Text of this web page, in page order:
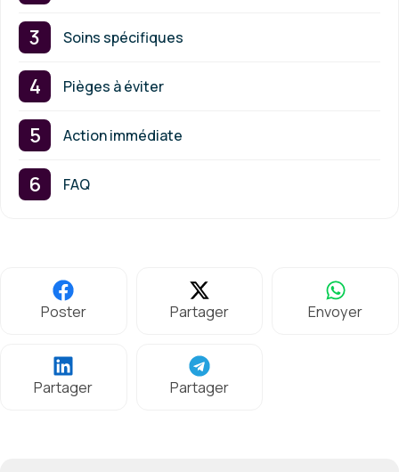
Soins spécifiques
Pièges à éviter
Action immédiate
FAQ
Poster Partager Envoyer
Partager Partager